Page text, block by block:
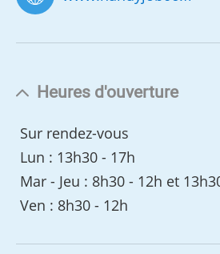
Heures d'ouverture
Sur rendez-vous
Lun : 13h30 - 17h
Mar - Jeu : 8h30 - 12h et
Ven : 8h30 - 12h